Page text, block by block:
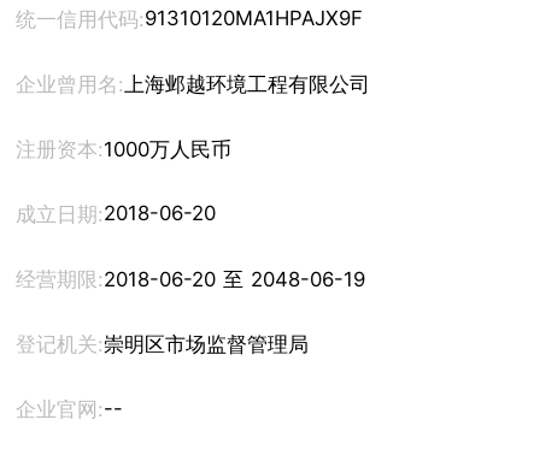
统一信用代码:91310120MA1HPAJX9F
企业曾用名:上海邺越环境工程有限公司
注册资本:1000万人民币
成立日期:2018-06-20
经营期限: 2018-06-20 至 2048-06-19
登记机关:崇明区市场监督管理局
企业官网:--